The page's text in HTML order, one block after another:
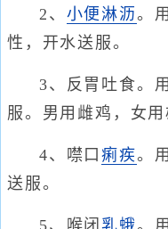
2、 小便淋沥。
性，开水送服。
3、反胃吐食。
服。男用雌鸡，女用
4、噤口痢疾。
送服。
5、喉闭乳蛾。